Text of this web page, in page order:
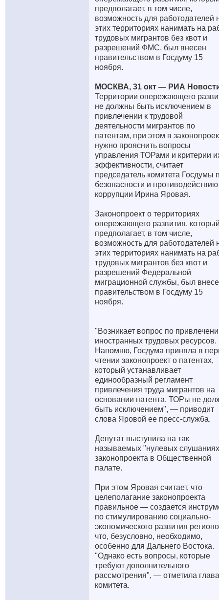
предполагает, в том числе,
возможность для работодателей
этих территориях нанимать на
трудовых мигрантов без квот и
разрешений ФМС, был внесен
правительством в Госдуму 15
ноября.
МОСКВА, 31 окт — РИА
Территории опережающего
не должны быть исключением в
привлечении к трудовой
деятельности мигрантов по
патентам, при этом в
нужно прояснить вопросы
управления ТОРами и критерии
эффективности, считает
председатель комитета Госдумы
безопасности и противодействию
коррупции Ирина Яровая.
Законопроект о территориях
опережающего развития,
предполагает, в том числе,
возможность для работодателей
этих территориях нанимать на
трудовых мигрантов без квот и
разрешений Федеральной
миграционной службы, был
правительством в Госдуму 15
ноября.
"Возникает вопрос по
иностранных трудовых ресурсов.
Напомню, Госдума приняла в
чтении законопроект о патентах,
который устанавливает
единообразный регламент
привлечения труда мигрантов на
основании патента. ТОРы не
быть исключением", — приводит
слова Яровой ее пресс-служба.
Депутат выступила на так
называемых "нулевых
законопроекта в Общественной
палате.
При этом Яровая считает, что
целеполагание законопроекта
правильное — создается
по стимулированию социально-
экономического развития
что, безусловно, необходимо,
особенно для Дальнего Востока.
"Однако есть вопросы, которые
требуют дополнительного
рассмотрения", — отметила глава
комитета.